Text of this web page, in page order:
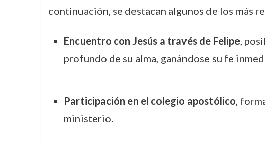
continuación, se destacan algunos de los más
Encuentro con Jesús a través de Felipe,
profundo de su alma, ganándose su fe
Participación en el colegio apostólico,
ministerio.